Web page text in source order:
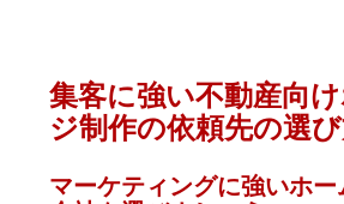
集客に強い不動産向
ジ制作の依頼先の選
マーケティングに強いホ